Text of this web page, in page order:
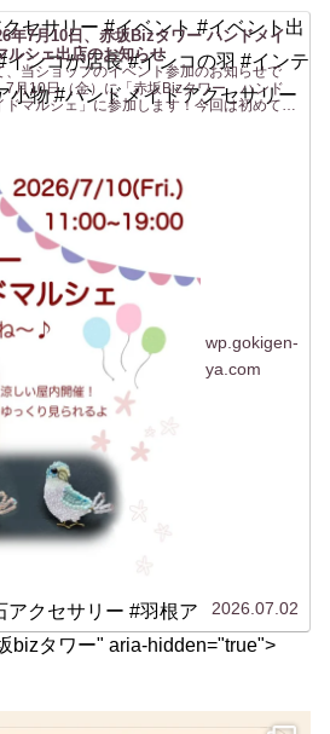
年7月10日、赤坂Bizタワー ハンドメイ
ルシェ出店のお知らせ
、当ショップのイベント参加のお知らせで
7月10日（金）に「赤坂Bizタワー ハンド
ドマルシェ」に参加します！今回は初めての
とがない「赤坂...
wp.gokigen-
ya.com
2026.07.02
セサリー #イベント #イベント出
インコが店長 #インコの羽 #インテ
小物 #ハンドメイドアクセサリー
アクセサリー #羽根ア
bizタワー" aria-hidden="true">